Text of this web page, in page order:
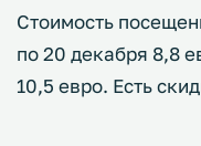
Стоимость
по 20 декабря 8,8
10,5 евро. Есть